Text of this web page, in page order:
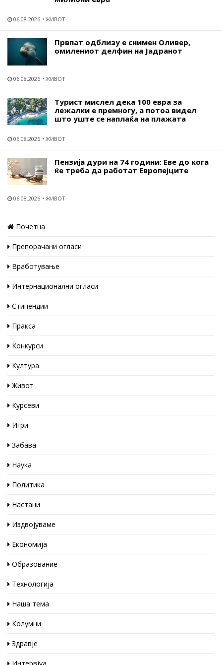
06.08.2026 ЖИВОТ
Првпат одблизу е снимен Оливер,
омилениот делфин на Јадранот
06.08.2026 ЖИВОТ
Турист мислел дека 100 евра за
лежалки е премногу, а потоа видел
што уште се наплаќа на плажата
06.08.2026 ЖИВОТ
Пензија дури на 74 години: Еве до кога
ќе треба да работат Европејците
06.08.2026 ЖИВОТ
Почетна
Препорачани огласи
Вработување
Интернационални огласи
Стипендии
Пракса
Конкурси
Култура
Живот
Курсеви
Игри
Забава
Наука
Политика
Настани
Издвојуваме
Економија
Образование
Технологија
Наша тема
Колумни
Здравје